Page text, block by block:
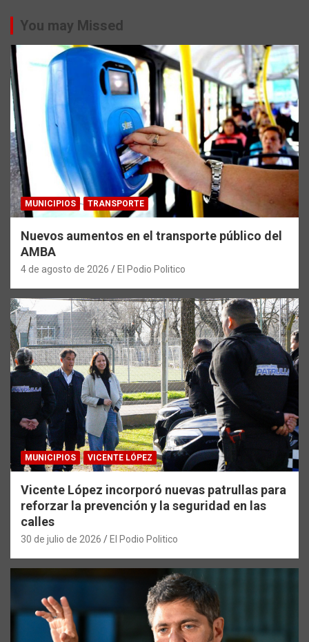
You may Missed
MUNICIPIOS TRANSPORTE
Nuevos aumentos en el transporte público del
AMBA
4 de agosto de 2026 El Podio Politico
MUNICIPIOS VICENTE LÓPEZ
Vicente López incorporó nuevas patrullas para
reforzar la prevención y la seguridad en las
calles
30 de julio de 2026 El Podio Politico